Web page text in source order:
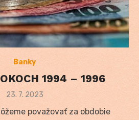
Banky
1994 – 1996
Posted
23. 7. 2023
považovať za obdobie